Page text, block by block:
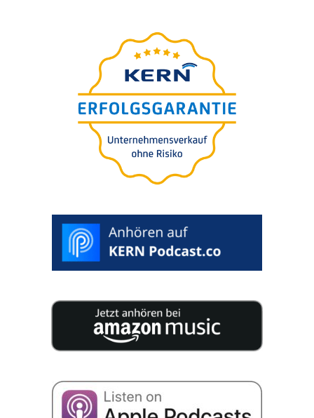
Avalia­ção do valor da
empre­sa em 5 minutos
Para sigratui­ta­men­te.100% confi­
den­cial. Avalia­ção incluída.
INICIAR CLASSIFICAÇÃO